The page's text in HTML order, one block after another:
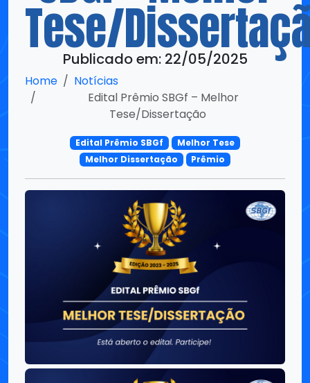
Home
Notícias
Edital Prêmio SBGf – Melhor
Tese/Dissertação
Edital Prêmio SBGf
Melhor Dissertação
Prêmio